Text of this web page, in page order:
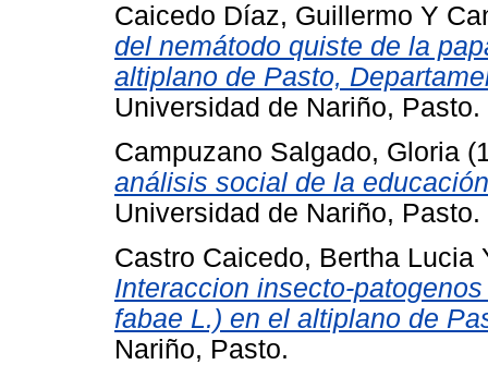
Caicedo Díaz, Guillermo Y
del nemátodo quiste de la
altiplano de Pasto,
Universidad de Nariño, Pasto.
Campuzano Salgado, Gloria
análisis social de la
Universidad de Nariño, Pasto.
Castro Caicedo, Bertha Lucia
Interaccion insecto-
fabae L.) en el altiplano de
Nariño, Pasto.